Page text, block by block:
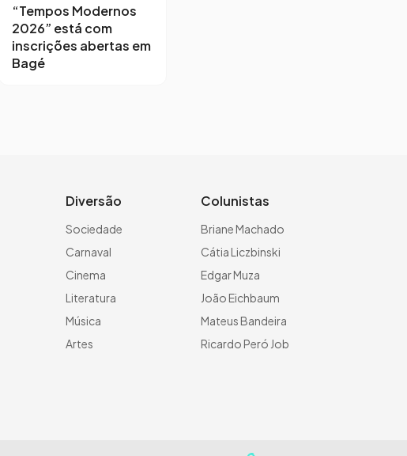
“Tempos Modernos
2026” está com
inscrições abertas em
Bagé
Diversão
Sociedade
Carnaval
Cinema
Literatura
Música
Artes
Colunistas
Briane Machado
Cátia Liczbinski
Edgar Muza
João Eichbaum
Mateus Bandeira
Ricardo Peró Job